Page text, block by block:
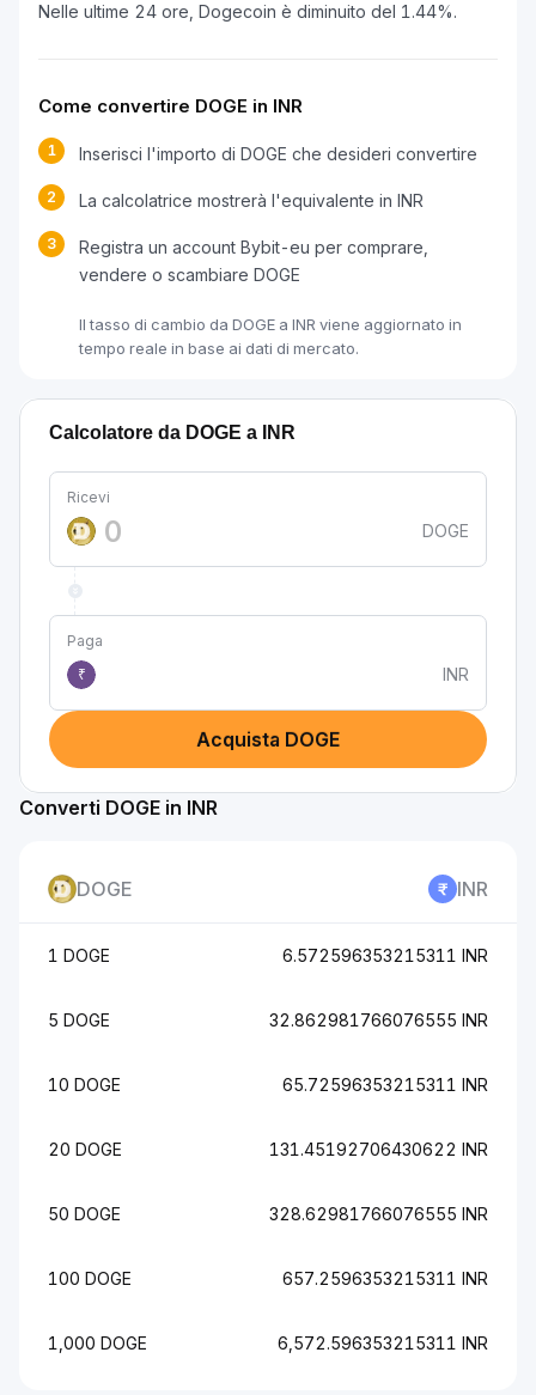
Nelle ultime 24 ore, Dogecoin è diminuito del 1.44%.
Come convertire DOGE in INR
1 Inserisci l'importo di DOGE che desideri convertire
2 La calcolatrice mostrerà l'equivalente in INR
3
Registra un account Bybit-eu per comprare,
vendere o scambiare DOGE
Il tasso di cambio da DOGE a INR viene aggiornato in
tempo reale in base ai dati di mercato.
Calcolatore da DOGE a INR
Ricevi
DOGE
Paga
₹
INR
Acquista DOGE
Converti DOGE in INR
DOGE INR
1 DOGE 6.572596353215311 INR
5 DOGE 32.862981766076555 INR
10 DOGE 65.72596353215311 INR
20 DOGE 131.45192706430622 INR
50 DOGE 328.62981766076555 INR
100 DOGE 657.2596353215311 INR
1,000 DOGE 6,572.596353215311 INR